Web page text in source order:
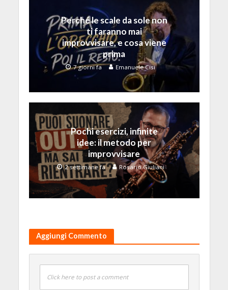
Perché le scale da sole non
ti faranno mai
improvvisare, e cosa viene
prima
7 giorni fa Emanuele Cisi
Pochi esercizi, infinite
idee: il metodo per
improvvisare
2 settimane fa Rosario Giuliani
Aggiungi Commento
Click here to post a comment